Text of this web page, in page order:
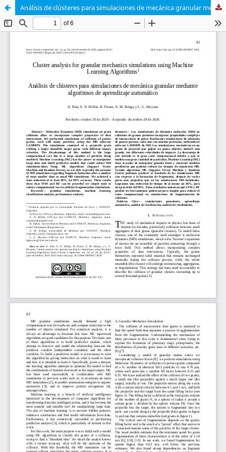
Análisis de clústeres para simulaciones de mecánica granular mediante algoritmos de aprendizaje automático